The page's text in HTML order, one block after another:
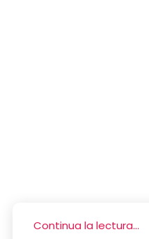
Continua la lectura...